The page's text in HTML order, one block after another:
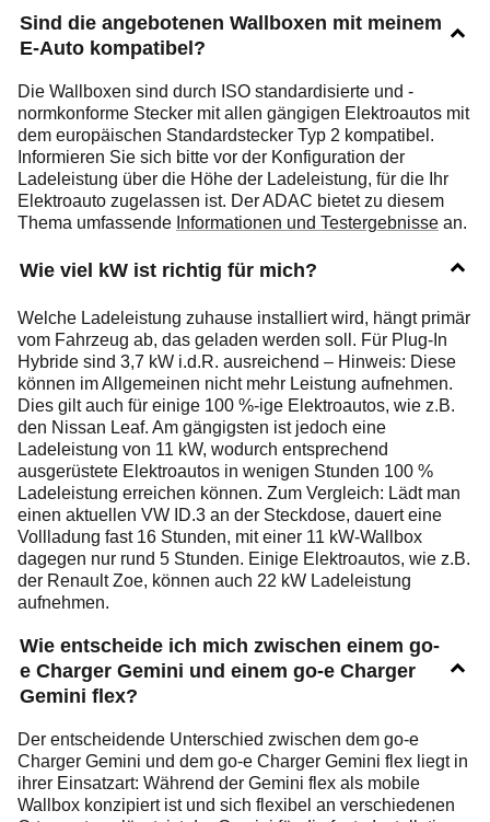
Sind die angebotenen Wallboxen mit meinem
E-Auto kompatibel?
Die Wallboxen sind durch ISO standardisierte und -
normkonforme Stecker mit allen gängigen Elektroautos mit
dem europäischen Standardstecker Typ 2 kompatibel.
Informieren Sie sich bitte vor der Konfiguration der
Ladeleistung über die Höhe der Ladeleistung, für die Ihr
Elektroauto zugelassen ist. Der ADAC bietet zu diesem
Thema umfassende Informationen und Testergebnisse an.
Wie viel kW ist richtig für mich?
Welche Ladeleistung zuhause installiert wird, hängt primär
vom Fahrzeug ab, das geladen werden soll. Für Plug-In
Hybride sind 3,7 kW i.d.R. ausreichend – Hinweis: Diese
können im Allgemeinen nicht mehr Leistung aufnehmen.
Dies gilt auch für einige 100 %-ige Elektroautos, wie z.B.
den Nissan Leaf. Am gängigsten ist jedoch eine
Ladeleistung von 11 kW, wodurch entsprechend
ausgerüstete Elektroautos in wenigen Stunden 100 %
Ladeleistung erreichen können. Zum Vergleich: Lädt man
einen aktuellen VW ID.3 an der Steckdose, dauert eine
Vollladung fast 16 Stunden, mit einer 11 kW-Wallbox
dagegen nur rund 5 Stunden. Einige Elektroautos, wie z.B.
der Renault Zoe, können auch 22 kW Ladeleistung
aufnehmen.
Wie entscheide ich mich zwischen einem go-
e Charger Gemini und einem go-e Charger
Gemini flex?
Der entscheidende Unterschied zwischen dem go-e
Charger Gemini und dem go-e Charger Gemini flex liegt in
ihrer Einsatzart: Während der Gemini flex als mobile
Wallbox konzipiert ist und sich flexibel an verschiedenen